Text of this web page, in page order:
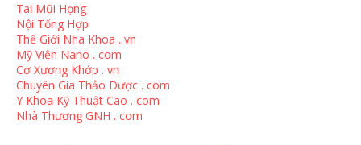
Tai Mũi Họng
Nội Tổng Hợp
Thế Giới Nha Khoa . vn
Mỹ Viện Nano . com
Cơ Xương Khớp . vn
Chuyên Gia Thảo Dược . com
Y Khoa Kỹ Thuật Cao . com
Nhà Thương GNH . com